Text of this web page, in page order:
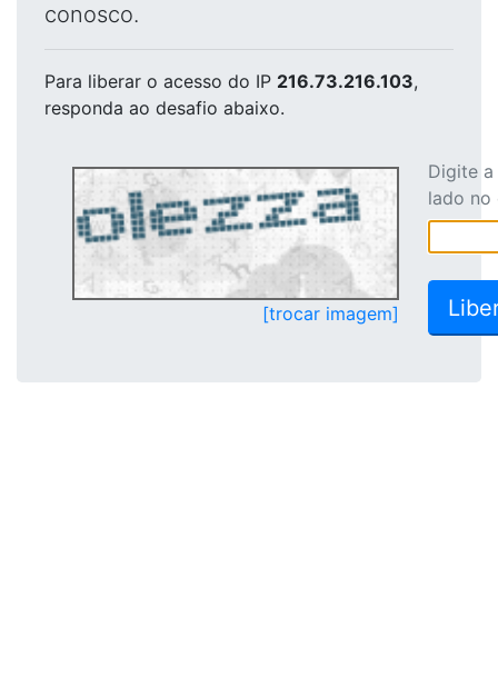
conosco.
Para liberar o acesso do IP 216.73.216.103,
responda ao desafio abaixo.
[trocar imagem]
Digite
lado no